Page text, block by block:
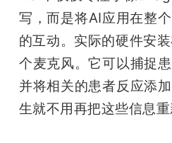
写，而是将AI应用在整
的互动。实际的硬件安
个麦克风。它可以捕捉
并将相关的患者反应添
生就不用再把这些信息重